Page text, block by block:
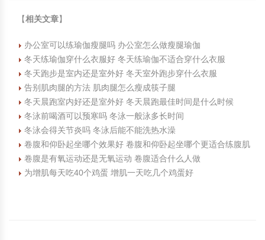
【相关文章】
办公室可以练瑜伽瘦腿吗 办公室怎么做瘦腿瑜伽
冬天练瑜伽穿什么衣服好 冬天练瑜伽不适合穿什么衣服
冬天跑步是室内还是室外好 冬天室外跑步穿什么衣服
告别肌肉腿的方法 肌肉腿怎么瘦成筷子腿
冬天晨跑室内好还是室外好 冬天晨跑最佳时间是什么时候
冬泳前喝酒可以预寒吗 冬泳一般泳多长时间
冬泳会得关节炎吗 冬泳后能不能洗热水澡
卷腹和仰卧起坐哪个效果好 卷腹和仰卧起坐哪个更适合练腹肌
卷腹是有氧运动还是无氧运动 卷腹适合什么人做
为增肌每天吃40个鸡蛋 增肌一天吃几个鸡蛋好